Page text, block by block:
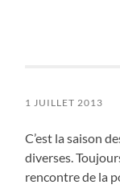
1 JUILLET 2013
C’est la saison
diverses.
rencontre de la